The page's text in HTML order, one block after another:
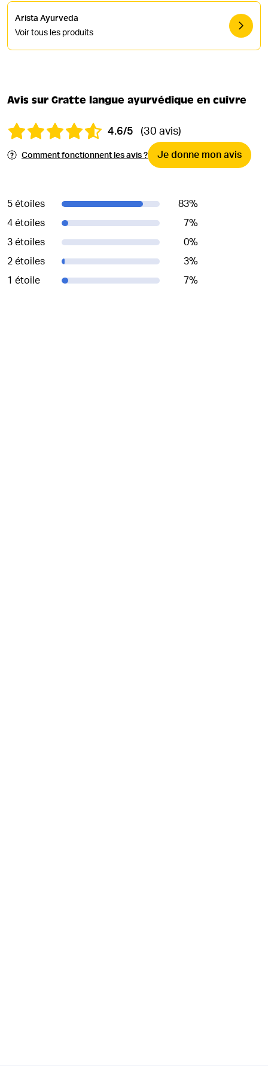
Arista Ayurveda
Voir tous les produits
Avis sur Gratte langue ayurvédique en cuivre
4.6/5 (30 avis)
Comment fonctionnent les avis ? Je donne mon avis
5 étoiles 83%
4 étoiles
7%
3 étoiles
0%
2 étoiles
3%
1 étoile
7%